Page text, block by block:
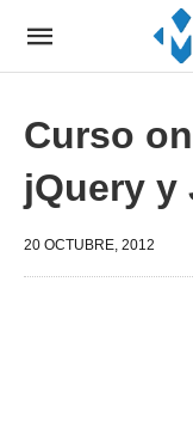
Curso
jQuery y
20 OCTUBRE, 2012